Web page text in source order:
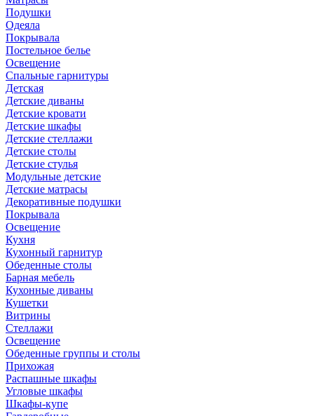
Подушки
Одеяла
Покрывала
Постельное белье
Освещение
Спальные гарнитуры
Детская
Детские диваны
Детские кровати
Детские шкафы
Детские стеллажи
Детские столы
Детские стулья
Модульные детские
Детские матрасы
Декоративные подушки
Покрывала
Освещение
Кухня
Кухонный гарнитур
Обеденные столы
Барная мебель
Кухонные диваны
Кушетки
Витрины
Стеллажи
Освещение
Обеденные группы и столы
Прихожая
Распашные шкафы
Угловые шкафы
Шкафы-купе